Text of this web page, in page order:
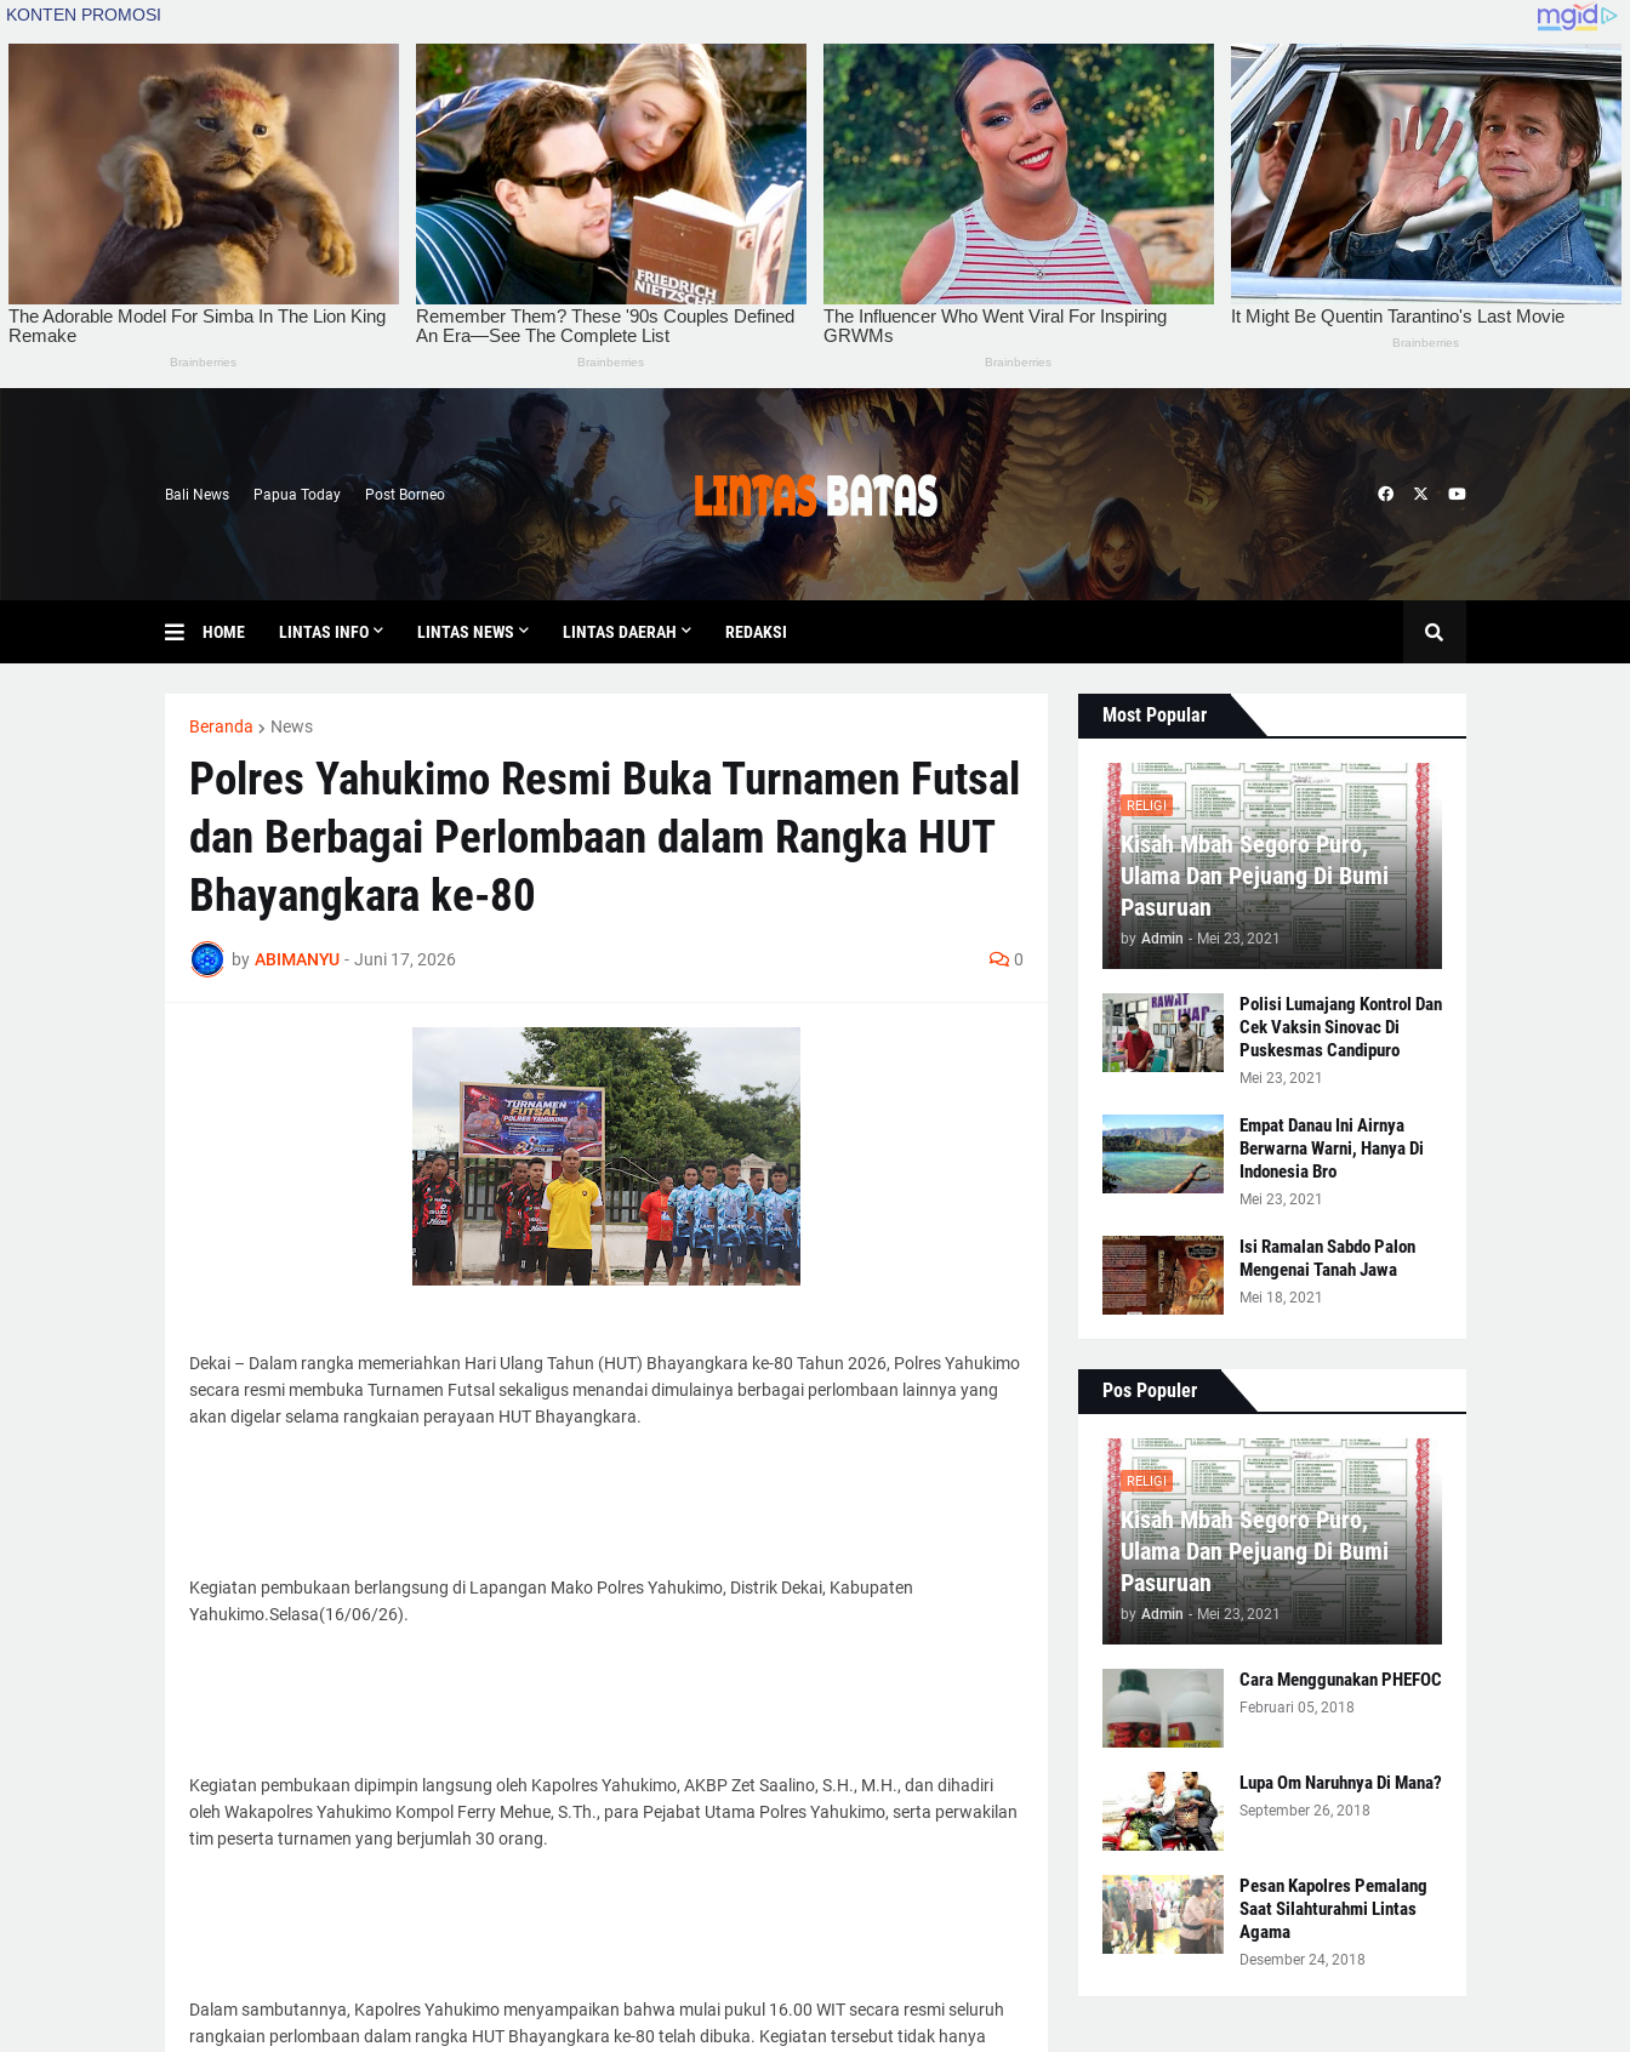
Bali News Papua Today Post Borneo
HOME LINTAS INFO LINTAS NEWS LINTAS DAERAH REDAKSI
Beranda News
Polres Yahukimo Resmi Buka Turnamen Futsal
dan Berbagai Perlombaan dalam Rangka HUT
Bhayangkara ke-80
by ABIMANYU - Juni 17, 2026 0
Dekai – Dalam rangka memeriahkan Hari Ulang Tahun (HUT) Bhayangkara ke-80 Tahun 2026, Polres Yahukimo
secara resmi membuka Turnamen Futsal sekaligus menandai dimulainya berbagai perlombaan lainnya yang
akan digelar selama rangkaian perayaan HUT Bhayangkara.
Kegiatan pembukaan berlangsung di Lapangan Mako Polres Yahukimo, Distrik Dekai, Kabupaten
Yahukimo.Selasa(16/06/26).
Kegiatan pembukaan dipimpin langsung oleh Kapolres Yahukimo, AKBP Zet Saalino, S.H., M.H., dan dihadiri
oleh Wakapolres Yahukimo Kompol Ferry Mehue, S.Th., para Pejabat Utama Polres Yahukimo, serta perwakilan
tim peserta turnamen yang berjumlah 30 orang.
Dalam sambutannya, Kapolres Yahukimo menyampaikan bahwa mulai pukul 16.00 WIT secara resmi seluruh
rangkaian perlombaan dalam rangka HUT Bhayangkara ke-80 telah dibuka. Kegiatan tersebut tidak hanya
Most Popular
RELIGI
Kisah Mbah Segoro Puro,
Ulama Dan Pejuang Di Bumi
Pasuruan
by Admin - Mei 23, 2021
Polisi Lumajang Kontrol Dan
Cek Vaksin Sinovac Di
Puskesmas Candipuro
Mei 23, 2021
Empat Danau Ini Airnya
Berwarna Warni, Hanya Di
Indonesia Bro
Mei 23, 2021
Isi Ramalan Sabdo Palon
Mengenai Tanah Jawa
Mei 18, 2021
Pos Populer
RELIGI
Kisah Mbah Segoro Puro,
Ulama Dan Pejuang Di Bumi
Pasuruan
by Admin - Mei 23, 2021
Cara Menggunakan PHEFOC
Februari 05, 2018
Lupa Om Naruhnya Di Mana?
September 26, 2018
Pesan Kapolres Pemalang
Saat Silahturahmi Lintas
Agama
Desember 24, 2018